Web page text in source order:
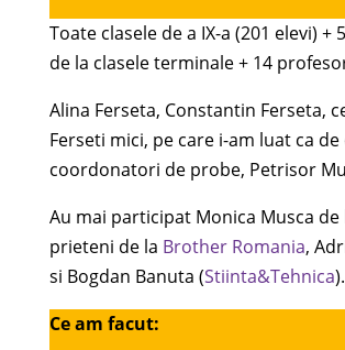
Toate clasele de a IX-a (201 elevi) +
de la clasele terminale + 14
Alina Ferseta, Constantin Ferseta,
Ferseti mici, pe care i-am luat ca
coordonatori de probe, Petrisor
Au mai participat Monica Musca de
prieteni de la Brother Romania,
si Bogdan Banuta (Stiinta&Tehnica).
Ce am facut: